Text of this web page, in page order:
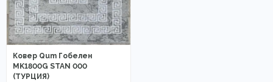
Ковер Qum Гобелен
MK1800G STAN 000
(ТУРЦИЯ)